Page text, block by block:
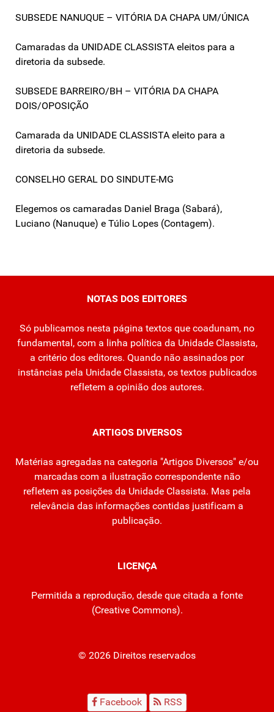
SUBSEDE NANUQUE – VITÓRIA DA CHAPA UM/ÚNICA
Camaradas da UNIDADE CLASSISTA eleitos para a
diretoria da subsede.
SUBSEDE BARREIRO/BH – VITÓRIA DA CHAPA
DOIS/OPOSIÇÃO
Camarada da UNIDADE CLASSISTA eleito para a
diretoria da subsede.
CONSELHO GERAL DO SINDUTE-MG
Elegemos os camaradas Daniel Braga (Sabará),
Luciano (Nanuque) e Túlio Lopes (Contagem).
NOTAS DOS EDITORES
Só publicamos nesta página textos que coadunam, no
fundamental, com a linha política da Unidade Classista,
a critério dos editores. Quando não assinados por
instâncias pela Unidade Classista, os textos publicados
refletem a opinião dos autores.
ARTIGOS DIVERSOS
Matérias agregadas na categoria "Artigos Diversos" e/ou
marcadas com a ilustração correspondente não
refletem as posições da Unidade Classista. Mas pela
relevância das informações contidas justificam a
publicação.
LICENÇA
Permitida a reprodução, desde que citada a fonte
(Creative Commons).
© 2026 Direitos reservados
Facebook RSS